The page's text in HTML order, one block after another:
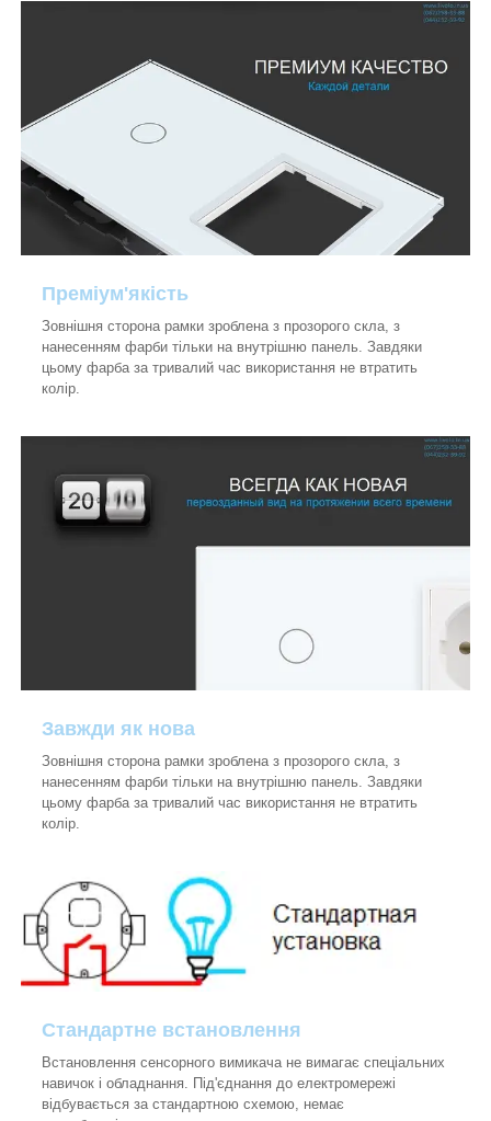
Преміум'якість
Зовнішня сторона рамки зроблена з прозорого скла, з
нанесенням фарби тільки на внутрішню панель. Завдяки
цьому фарба за тривалий час використання не втратить
колір.
Завжди як нова
Зовнішня сторона рамки зроблена з прозорого скла, з
нанесенням фарби тільки на внутрішню панель. Завдяки
цьому фарба за тривалий час використання не втратить
колір.
Стандартне встановлення
Встановлення сенсорного вимикача не вимагає спеціальних
навичок і обладнання. Під'єднання до електромережі
відбувається за стандартною схемою, немає